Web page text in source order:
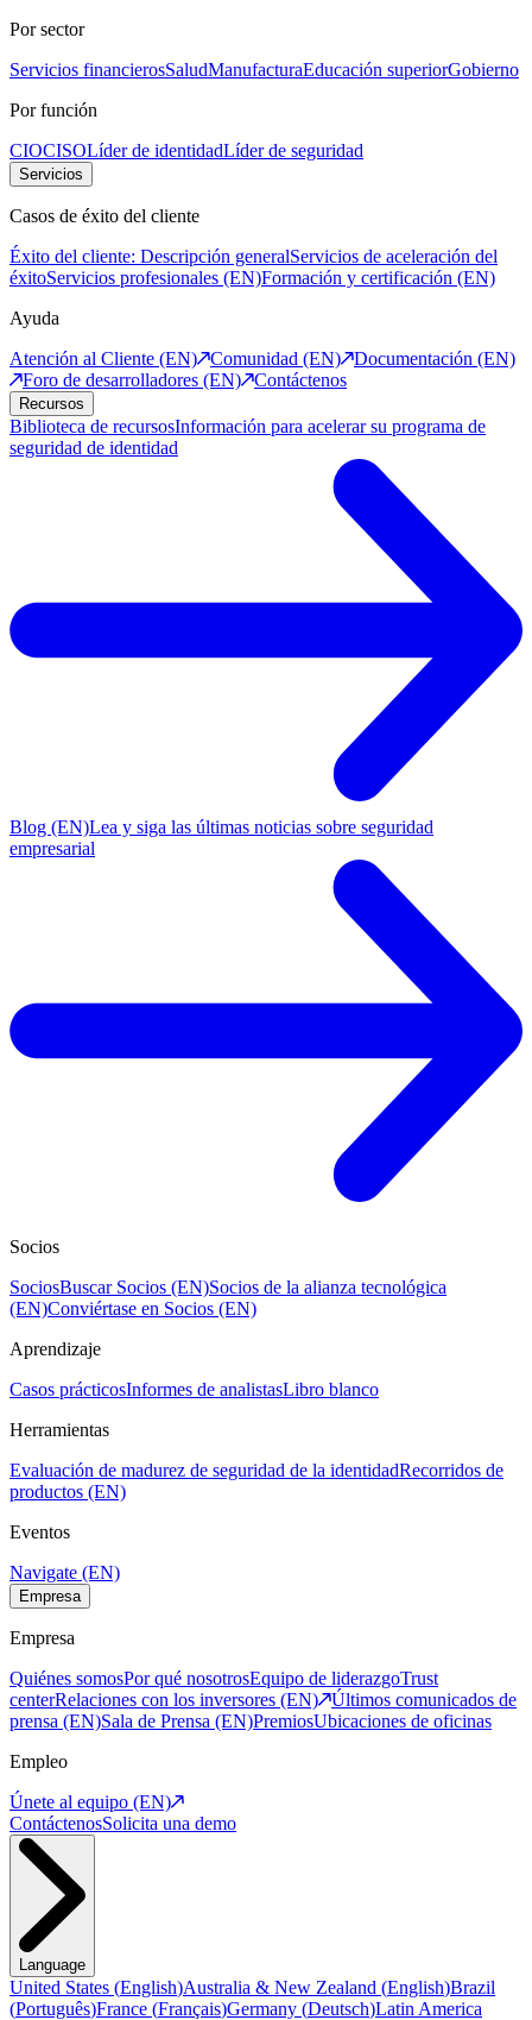
Por sector
Servicios financierosSaludManufacturaEducación superiorGobierno
Por función
CIOCISOLíder de identidadLíder de seguridad
Servicios
Casos de éxito del cliente
Éxito del cliente: Descripción generalServicios de aceleración del
éxitoServicios profesionales (EN)Formación y certificación (EN)
Ayuda
Atención al Cliente (EN)
Comunidad (EN)
Documentación (EN)
Foro de desarrolladores (EN)
Contáctenos
Recursos
Biblioteca de recursosInformación para acelerar su programa de
seguridad de identidad
Blog (EN)Lea y siga las últimas noticias sobre seguridad
empresarial
Socios
SociosBuscar Socios (EN)Socios de la alianza tecnológica
(EN)Conviértase en Socios (EN)
Aprendizaje
Casos prácticosInformes de analistasLibro blanco
Herramientas
Evaluación de madurez de seguridad de la identidadRecorridos de
productos (EN)
Eventos
Navigate (EN)
Empresa
Empresa
Quiénes somosPor qué nosotrosEquipo de liderazgoTrust
centerRelaciones con los inversores (EN)
Últimos comunicados de
prensa (EN)Sala de Prensa (EN)PremiosUbicaciones de oficinas
Empleo
Únete al equipo (EN)
ContáctenosSolicita una demo
Language
United States (English)Australia & New Zealand (English)Brazil
(Português)France (Français)Germany (Deutsch)Latin America